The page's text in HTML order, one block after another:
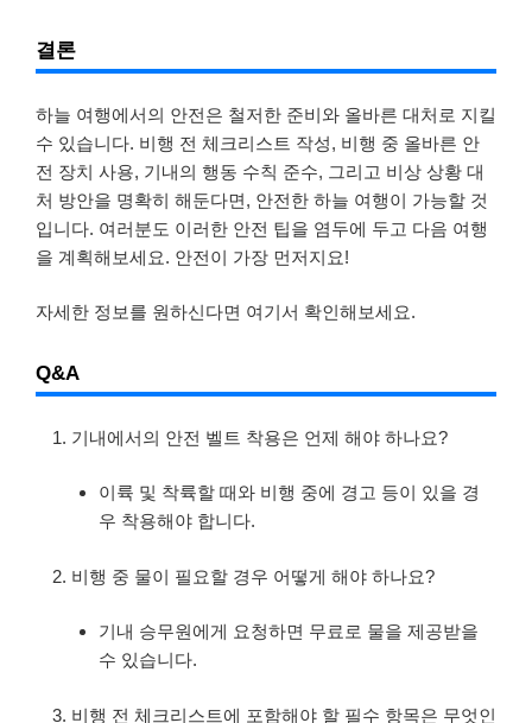
결론
하늘 여행에서의 안전은 철저한 준비와 올바른 대처로 지킬
수 있습니다. 비행 전 체크리스트 작성, 비행 중 올바른 안
전 장치 사용, 기내의 행동 수칙 준수, 그리고 비상 상황 대
처 방안을 명확히 해둔다면, 안전한 하늘 여행이 가능할 것
입니다. 여러분도 이러한 안전 팁을 염두에 두고 다음 여행
을 계획해보세요. 안전이 가장 먼저지요!
자세한 정보를 원하신다면 여기서 확인해보세요.
Q&A
기내에서의 안전 벨트 착용은 언제 해야 하나요?
이륙 및 착륙할 때와 비행 중에 경고 등이 있을 경
우 착용해야 합니다.
비행 중 물이 필요할 경우 어떻게 해야 하나요?
기내 승무원에게 요청하면 무료로 물을 제공받을
수 있습니다.
비행 전 체크리스트에 포함해야 할 필수 항목은 무엇인